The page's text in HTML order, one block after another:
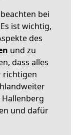
bei
ist wichtig,
des
und zu
dass alles
richtigen
und dafür